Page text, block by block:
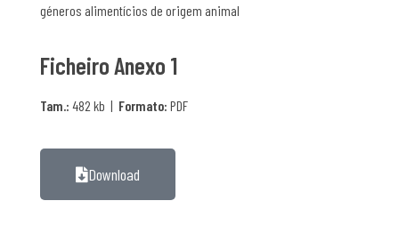
géneros alimentícios de origem animal
Ficheiro Anexo 1
Tam.: 482 kb | Formato: PDF
Download